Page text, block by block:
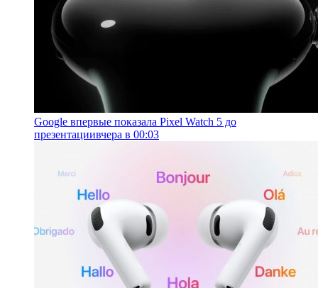
Google впервые показала Pixel Watch 5 до
презентациивчера в 00:03